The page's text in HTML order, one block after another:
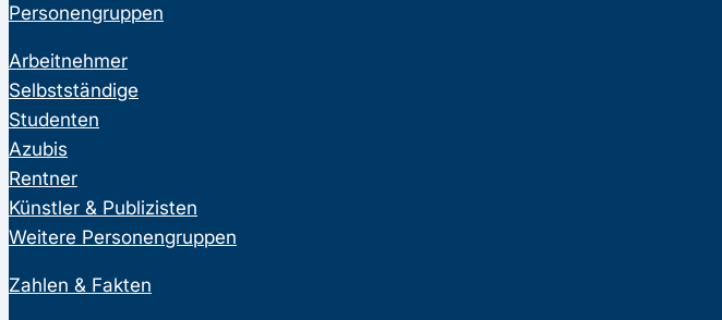
Personengruppen
Arbeitnehmer
Selbstständige
Studenten
Azubis
Rentner
Künstler & Publizisten
Weitere Personengruppen
Zahlen & Fakten